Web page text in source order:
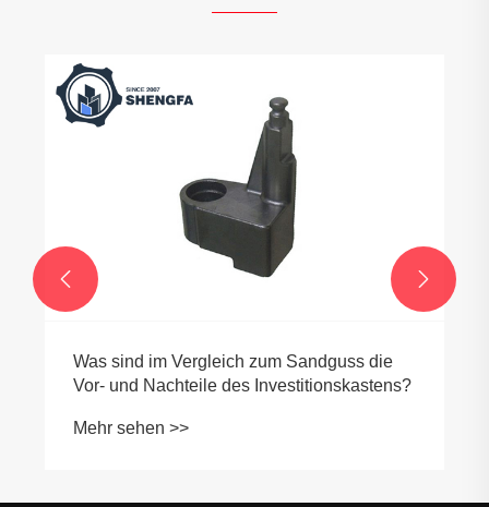
Was sind im Vergleich zum Sandguss die
Vor- und Nachteile des Investitionskastens?
Mehr sehen >>
 